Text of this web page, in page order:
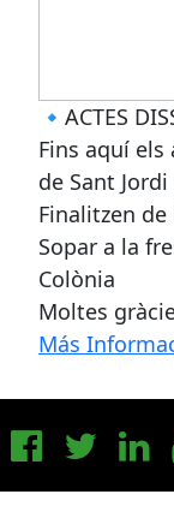
🔹ACTES
Fins aquí els
de Sant Jordi
Finalitzen
Sopar a la
Colònia
Moltes
Más